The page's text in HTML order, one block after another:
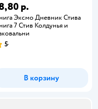
р.
Эксмо Дневник Стива
7 Стив Колдунья и
5
В корзину